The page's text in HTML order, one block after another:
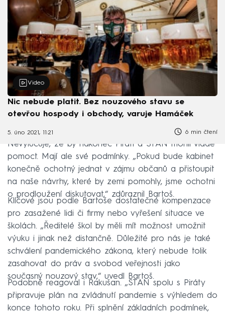
Video
Nic nebude platit. Bez nouzového stavu se
otevřou hospody i obchody, varuje Hamáček
5. úno 2021, 11:21 6 min čtení
Nevylučuje, že by nakonec Piráti a STAN mohli vládě
pomoct. Mají ale své podmínky. „Pokud bude kabinet
konečně ochotný jednat v zájmu občanů a přistoupit
na naše návrhy, které by zemi pomohly, jsme ochotni
o prodloužení diskutovat,“ zdůraznil Bartoš.
Klíčové jsou podle Bartoše dostatečné kompenzace
pro zasažené lidi či firmy nebo vyřešení situace ve
školách. „Ředitelé škol by měli mít možnost umožnit
výuku i jinak než distančně. Důležité pro nás je také
schválení pandemického zákona, který nebude tolik
zasahovat do práv a svobod veřejnosti jako
současný nouzový stav,“ uvedl Bartoš.
Podobně reagoval i Rakušan. „STAN spolu s Piráty
připravuje plán na zvládnutí pandemie s výhledem do
konce tohoto roku. Při splnění základních podmínek,